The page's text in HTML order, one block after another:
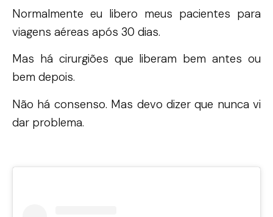
Normalmente eu libero meus pacientes para
viagens aéreas após 30 dias.
Mas há cirurgiões que liberam bem antes ou
bem depois.
Não há consenso. Mas devo dizer que nunca vi
dar problema.